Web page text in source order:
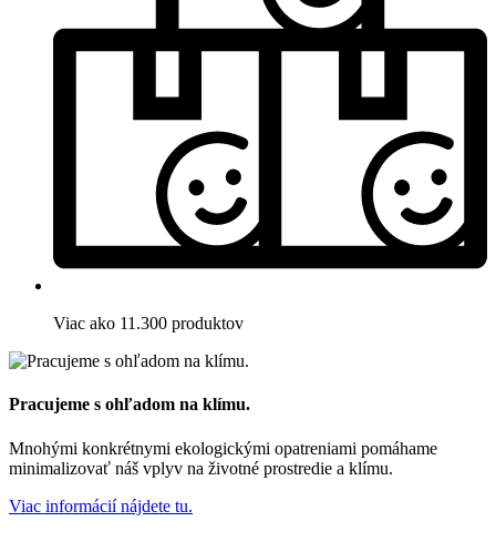
Viac ako 11.300 produktov
Pracujeme s ohľadom na klímu.
Mnohými konkrétnymi ekologickými opatreniami pomáhame
minimalizovať náš vplyv na životné prostredie a klímu.
Viac informácií nájdete tu.